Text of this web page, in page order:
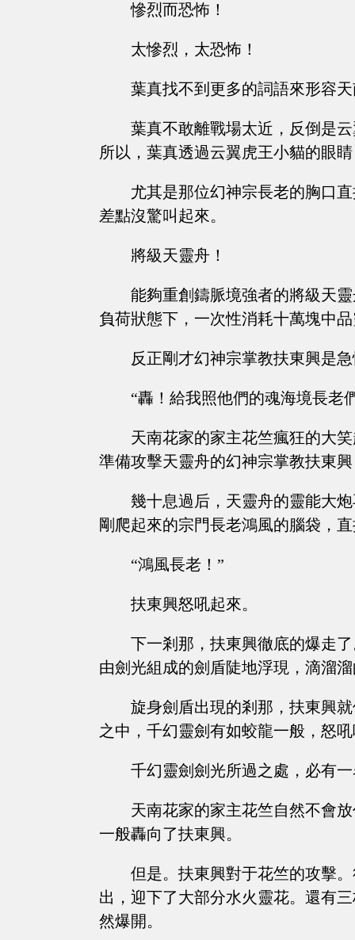
慘烈而恐怖！
太慘烈，太恐怖！
葉真找不到更多的詞語來形容
葉真不敢離戰場太近，反倒是
所以，葉真透過云翼虎王小貓的眼
尤其是那位幻神宗長老的胸口
差點沒驚叫起來。
將級天靈舟！
能夠重創鑄脈境強者的將級天
負荷狀態下，一次性消耗十萬塊中
反正剛才幻神宗掌教扶東興是
“轟！給我照他們的魂海境長老
天南花家的家主花竺瘋狂的大
準備攻擊天靈舟的幻神宗掌教扶東
幾十息過后，天靈舟的靈能大
剛爬起來的宗門長老鴻風的腦袋，
“鴻風長老！”
扶東興怒吼起來。
下一剎那，扶東興徹底的爆走
由劍光組成的劍盾陡地浮現，滴溜
旋身劍盾出現的剎那，扶東興
之中，千幻靈劍有如蛟龍一般，怒
千幻靈劍劍光所過之處，必有
天南花家的家主花竺自然不會
一般轟向了扶東興。
但是。扶東興對于花竺的攻擊
出，迎下了大部分水火靈花。還有
然爆開。